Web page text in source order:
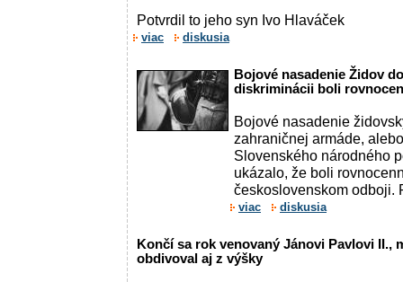
Potvrdil to jeho syn Ivo Hlaváček
viac diskusia
Bojové nasadenie Židov
diskriminácii boli
Bojové nasadenie
zahraničnej armáde,
Slovenského národného
ukázalo, že boli
československom odboji.
viac diskusia
Končí sa rok venovaný Jánovi Pavlovi II.,
obdivoval aj z výšky